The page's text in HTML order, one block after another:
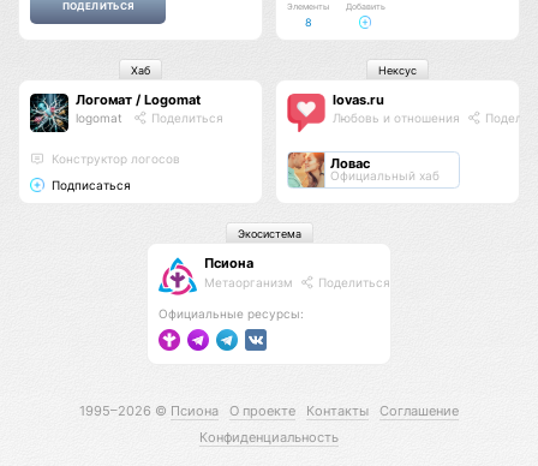
Элементы
8
Добавить
Логомат / Logomat
logomat Поделиться
Конструктор логосов
Подписаться
Хаб
lovas.ru
Любовь и отношения
Ловас
Официальный хаб
Нексус
Псиона
Метаорганизм Поделиться
Официальные ресурсы:
Экосистема
1995–2026 © Псиона О проекте Контакты
Соглашение
Конфиденциальность